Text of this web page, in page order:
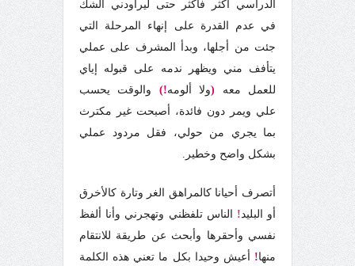
الدراسي أكثر فأكثر حتى ليراودني الشك
في عدم القدرة على إنهاء المرحلة التي
جئت من أجلها، وبدأ المشرف على عملي
يتأفف مني ويظهر ندمه على قبوله إياي
للعمل معه (ولا ألومه!) والوقت يحسب
علي ويمر دون فائدة، أصبحت غير مكترث
بما يجري من حولي، فقل مردود عملي
بشكل واضح وخطير.
أتصرف أحيانا كالمراهق الغر وتارة كالأخرق
أو البليد ! الناس تلفظني وتهجرني وأنا ألفظ
نفسي وأحقرها وأبحث عن طريقة للانتقام
منها! أعيش وحيدا بكل ما تعني هذه الكلمة